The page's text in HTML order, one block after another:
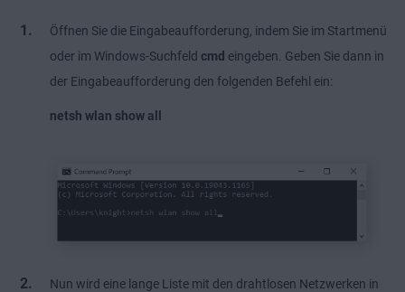
Öffnen Sie die Eingabeaufforderung, indem Sie im Startmenü
oder im Windows-Suchfeld cmd eingeben. Geben Sie dann in
der Eingabeaufforderung den folgenden Befehl ein:
netsh wlan show all
Nun wird eine lange Liste mit den drahtlosen Netzwerken in